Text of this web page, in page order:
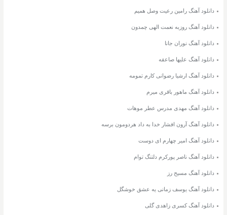
دانلود آهنگ رامین رعیت وصل همیم
دانلود آهنگ روزبه نعمت الهی چمدون
دانلود آهنگ نوران جانا
دانلود آهنگ علیها صاعقه
دانلود آهنگ ارشیا رضوانی کارم تمومه
دانلود آهنگ ماهور باقری میرم
دانلود آهنگ مهدی مدرس عطر موهات
دانلود آهنگ آرون افشار خدا به داد هردومون برسه
دانلود آهنگ امیر چهارم ای دوست
دانلود آهنگ ناصر پورکرم دلتنگ توام
دانلود آهنگ مسیح رز
دانلود آهنگ یوسف زمانی یه عشق خوشگل
دانلود آهنگ کسری زاهدی گلی